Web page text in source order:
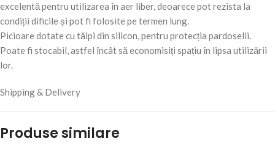
excelentă pentru utilizarea în aer liber, deoarece pot rezista la
condiții dificile și pot fi folosite pe termen lung.
Picioare dotate cu tălpi din silicon, pentru protecția pardoselii.
Poate fi stocabil, astfel încât să economisiți spațiu în lipsa utilizării
lor.
Shipping & Delivery
Produse similare